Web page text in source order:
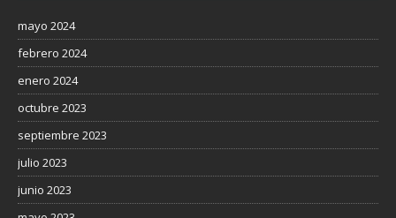
mayo 2024
febrero 2024
enero 2024
octubre 2023
septiembre 2023
julio 2023
junio 2023